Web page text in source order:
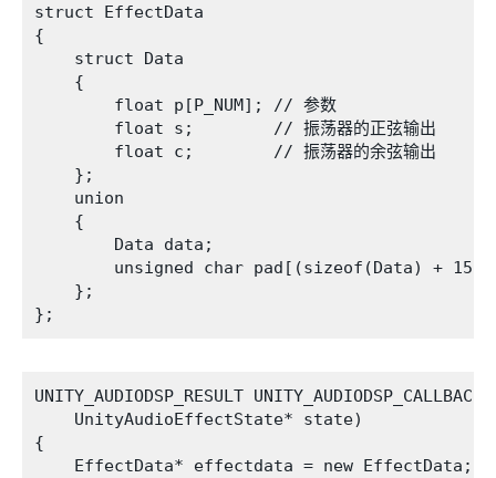
struct EffectData
{
    struct Data
    {
        float p[P_NUM]; // 参数
        float s;        // 振荡器的正弦输出
        float c;        // 振荡器的余弦输出
    };
    union
    {
        Data data;
unsigned char pad[(sizeof(Data) + 15)
    };
UNITY_AUDIODSP_RESULT
    UnityAudioEffectState* state)
{
    EffectData* effectdata = new EffectData;